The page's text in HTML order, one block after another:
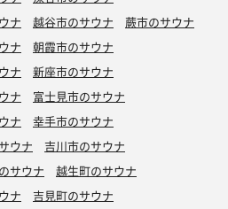
ナ 越谷市のサウナ
蕨市のサウナ
ナ
朝霞市のサウナ
ナ
新座市のサウナ
ナ
富士見市のサウナ
ナ
幸手市のサウナ
ウナ
吉川市のサウナ
サウナ
越生町のサウナ
ナ
吉見町のサウナ